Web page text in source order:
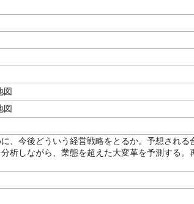
図
図
、今後どういう経営戦略をとるか。予想される
析しながら、業態を超えた大変革を予測する。